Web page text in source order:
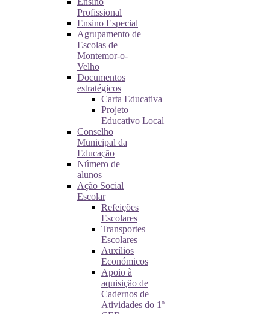
Profissional
Ensino Especial
Agrupamento de
Escolas de
Montemor-o-
Velho
Documentos
estratégicos
Carta Educativa
Projeto
Educativo Local
Conselho
Municipal da
Educação
Número de
alunos
Ação Social
Escolar
Refeições
Escolares
Transportes
Escolares
Auxílios
Económicos
Apoio à
aquisição de
Cadernos de
Atividades do 1º